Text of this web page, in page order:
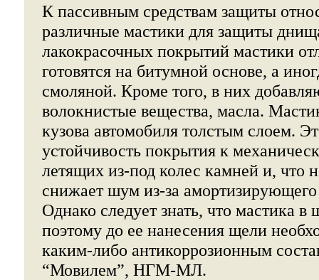
К пассивным средствам защиты
различные мастики для защиты
лакокрасочных покрытий мастики
готовятся на битумной основе, а
смоляной. Кроме того, в них
волокнистые вещества, масла.
кузова автомобиля толстым слоем.
устойчивость покрытия к
летящих из-под колес камней и, что
снижает шум из-за
Однако следует знать, что мастика в
поэтому до ее нанесения щели
каким-либо антикоррозионным
“Мовилем”, НГМ-МЛ.